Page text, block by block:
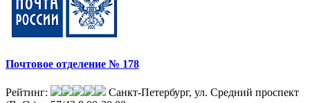
Почтовое отделение № 178
Рейтинг:
Санкт-Петербург, ул. Средний проспект